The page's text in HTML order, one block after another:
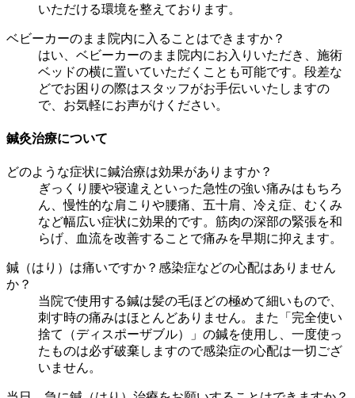
いただける環境を整えております。
ベビーカーのまま院内に入ることはできますか？
はい、ベビーカーのまま院内にお入りいただき、施術
ベッドの横に置いていただくことも可能です。段差な
どでお困りの際はスタッフがお手伝いいたしますの
で、お気軽にお声がけください。
鍼灸治療について
どのような症状に鍼治療は効果がありますか？
ぎっくり腰や寝違えといった急性の強い痛みはもちろ
ん、慢性的な肩こりや腰痛、五十肩、冷え症、むくみ
など幅広い症状に効果的です。筋肉の深部の緊張を和
らげ、血流を改善することで痛みを早期に抑えます。
鍼（はり）は痛いですか？感染症などの心配はありません
か？
当院で使用する鍼は髪の毛ほどの極めて細いもので、
刺す時の痛みはほとんどありません。また「完全使い
捨て（ディスポーザブル）」の鍼を使用し、一度使っ
たものは必ず破棄しますので感染症の心配は一切ござ
いません。